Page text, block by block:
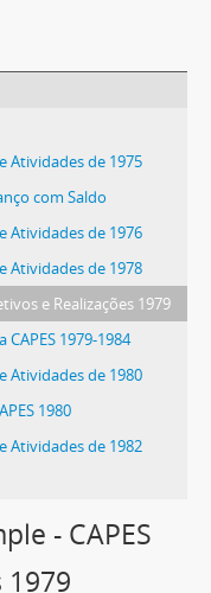
Atividades de 1975
com Saldo
Atividades de 1976
Atividades de 1978
e Realizações 1979
CAPES 1979-1984
Atividades de 1980
1980
Atividades de 1982
- CAPES
1979